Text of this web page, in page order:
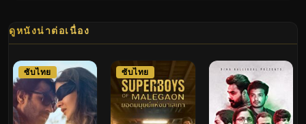
ดูหนังน่าต่อเนื่อง
ซับไทย ซับไทย